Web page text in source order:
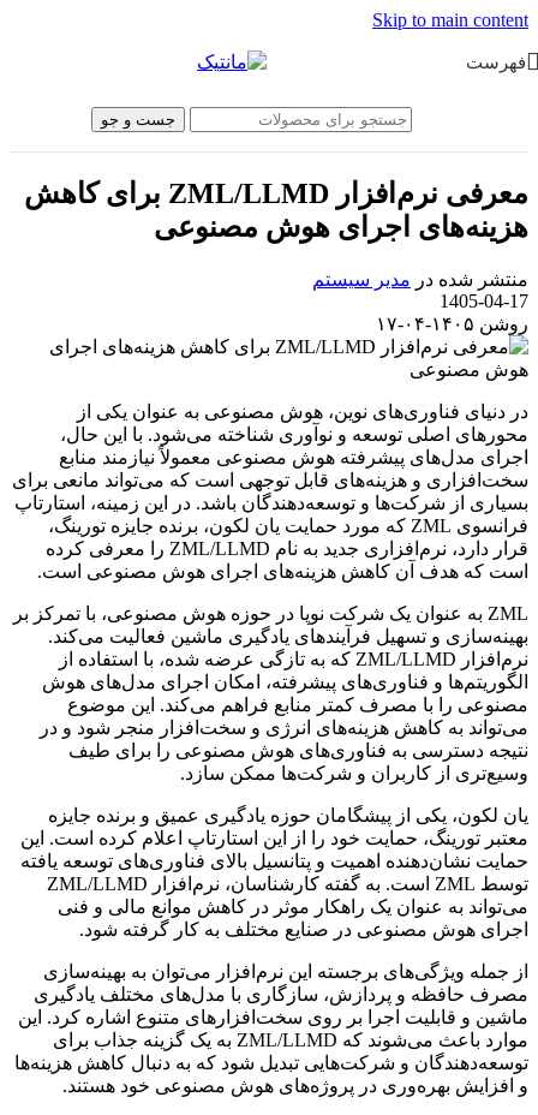
Skip to main content
فهرست
جست و جو
معرفی نرم‌افزار ZML/LLMD برای کاهش
هزینه‌های اجرای هوش مصنوعی
منتشر شده در مدیر سیستم
1405-04-17
روشن ۱۴۰۵-۰۴-۱۷
در دنیای فناوری‌های نوین، هوش مصنوعی به عنوان یکی از
محورهای اصلی توسعه و نوآوری شناخته می‌شود. با این حال،
اجرای مدل‌های پیشرفته هوش مصنوعی معمولاً نیازمند منابع
سخت‌افزاری و هزینه‌های قابل توجهی است که می‌تواند مانعی برای
بسیاری از شرکت‌ها و توسعه‌دهندگان باشد. در این زمینه، استارتاپ
فرانسوی ZML که مورد حمایت یان لکون، برنده جایزه تورینگ،
قرار دارد، نرم‌افزاری جدید به نام ZML/LLMD را معرفی کرده
است که هدف آن کاهش هزینه‌های اجرای هوش مصنوعی است.
ZML به عنوان یک شرکت نوپا در حوزه هوش مصنوعی، با تمرکز بر
بهینه‌سازی و تسهیل فرآیندهای یادگیری ماشین فعالیت می‌کند.
نرم‌افزار ZML/LLMD که به تازگی عرضه شده، با استفاده از
الگوریتم‌ها و فناوری‌های پیشرفته، امکان اجرای مدل‌های هوش
مصنوعی را با مصرف کمتر منابع فراهم می‌کند. این موضوع
می‌تواند به کاهش هزینه‌های انرژی و سخت‌افزار منجر شود و در
نتیجه دسترسی به فناوری‌های هوش مصنوعی را برای طیف
وسیع‌تری از کاربران و شرکت‌ها ممکن سازد.
یان لکون، یکی از پیشگامان حوزه یادگیری عمیق و برنده جایزه
معتبر تورینگ، حمایت خود را از این استارتاپ اعلام کرده است. این
حمایت نشان‌دهنده اهمیت و پتانسیل بالای فناوری‌های توسعه یافته
توسط ZML است. به گفته کارشناسان، نرم‌افزار ZML/LLMD
می‌تواند به عنوان یک راهکار موثر در کاهش موانع مالی و فنی
اجرای هوش مصنوعی در صنایع مختلف به کار گرفته شود.
از جمله ویژگی‌های برجسته این نرم‌افزار می‌توان به بهینه‌سازی
مصرف حافظه و پردازش، سازگاری با مدل‌های مختلف یادگیری
ماشین و قابلیت اجرا بر روی سخت‌افزارهای متنوع اشاره کرد. این
موارد باعث می‌شوند که ZML/LLMD به یک گزینه جذاب برای
توسعه‌دهندگان و شرکت‌هایی تبدیل شود که به دنبال کاهش هزینه‌ها
و افزایش بهره‌وری در پروژه‌های هوش مصنوعی خود هستند.